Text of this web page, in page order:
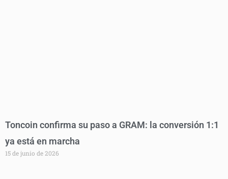
Toncoin confirma su paso a GRAM: la conversión 1:1
ya está en marcha
15 de junio de 2026